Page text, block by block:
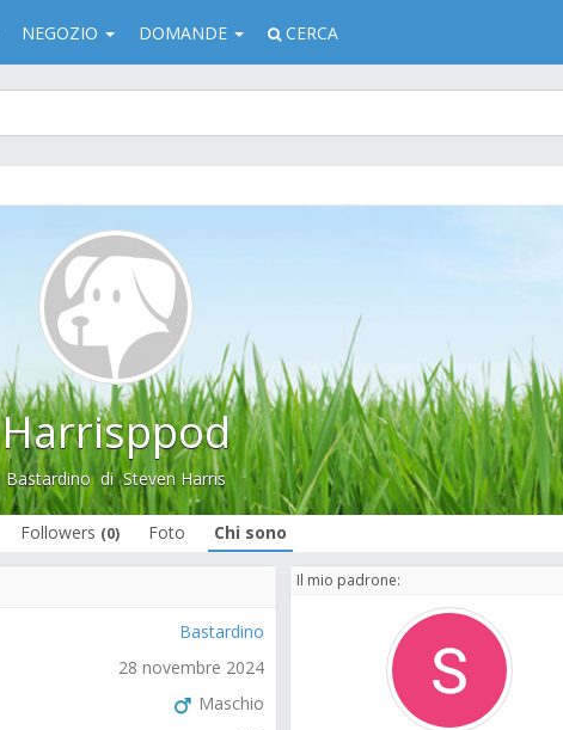
NEGOZIO DOMANDE CERCA
Harrisppod
BastardinodiSteven Harris
Followers (0) Foto Chi sono
Bastardino
28 novembre 2024
Maschio
Il mio padrone: